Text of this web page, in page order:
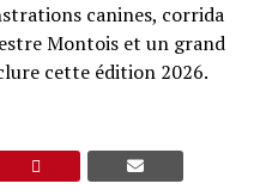
canines, corrida
Montois et un grand
cette édition 2026.